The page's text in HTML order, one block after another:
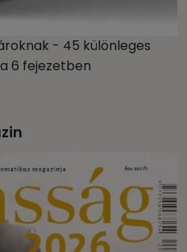
- 45 különleges
6 fejezetben